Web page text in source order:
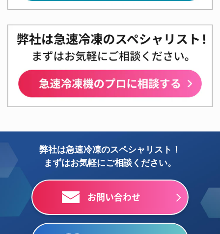
弊社は急速冷凍のスペシャリスト！
まずはお気軽にご相談ください。
お問い合わせ